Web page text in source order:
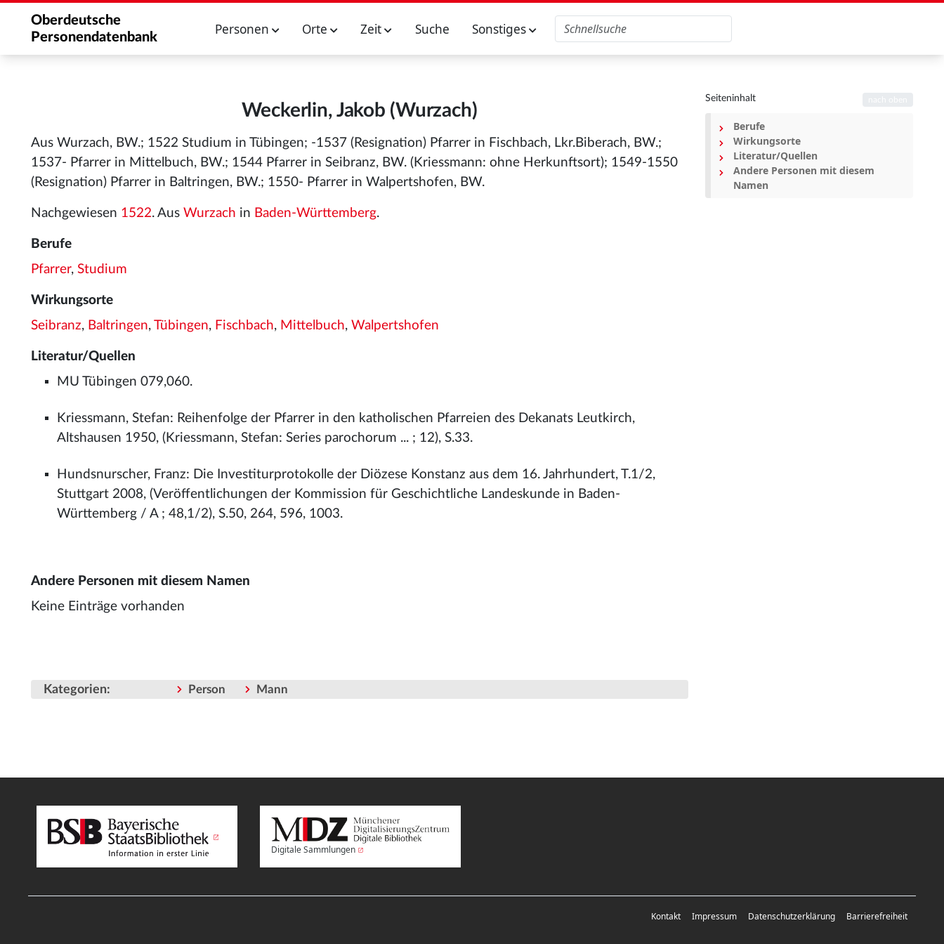
Oberdeutsche
Personendatenbank
Personen Orte Zeit Suche Sonstiges
Weckerlin, Jakob (Wurzach)
Aus Wurzach, BW.; 1522 Studium in Tübingen; -1537 (Resignation) Pfarrer in Fischbach, Lkr.Biberach, BW.;
1537- Pfarrer in Mittelbuch, BW.; 1544 Pfarrer in Seibranz, BW. (Kriessmann: ohne Herkunftsort); 1549-1550
(Resignation) Pfarrer in Baltringen, BW.; 1550- Pfarrer in Walpertshofen, BW.
Nachgewiesen 1522. Aus Wurzach in Baden-Württemberg.
Berufe
Pfarrer, Studium
Wirkungsorte
Seibranz, Baltringen, Tübingen, Fischbach, Mittelbuch, Walpertshofen
Literatur/Quellen
MU Tübingen 079,060.
Kriessmann, Stefan: Reihenfolge der Pfarrer in den katholischen Pfarreien des Dekanats Leutkirch,
Altshausen 1950, (Kriessmann, Stefan: Series parochorum ... ; 12), S.33.
Hundsnurscher, Franz: Die Investiturprotokolle der Diözese Konstanz aus dem 16. Jahrhundert, T.1/2,
Stuttgart 2008, (Veröffentlichungen der Kommission für Geschichtliche Landeskunde in Baden-
Württemberg / A ; 48,1/2), S.50, 264, 596, 1003.
Andere Personen mit diesem Namen
Keine Einträge vorhanden
Kategorien: Person Mann
Seiteninhalt
Berufe
Wirkungsorte
Literatur/Quellen
Andere Personen mit diesem
Namen
Digitale Sammlungen
Kontakt Impressum Datenschutzerklärung Barrierefreiheit